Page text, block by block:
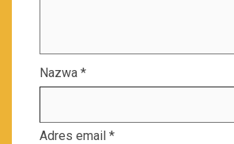
Nazwa *
Adres email *